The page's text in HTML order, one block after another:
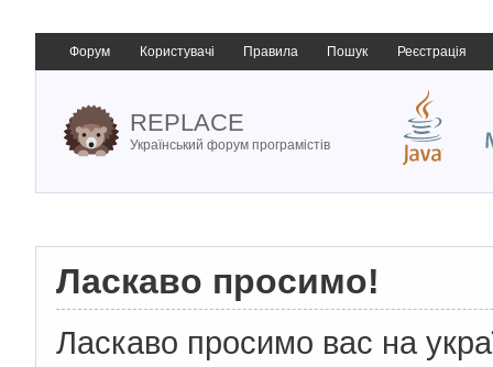
Форум Користувачі Правила Пошук Реєстрація
REPLACE
Український форум програмістів
Ласкаво просимо!
Ласкаво просимо вас на